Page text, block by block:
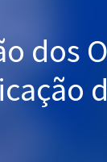
dos